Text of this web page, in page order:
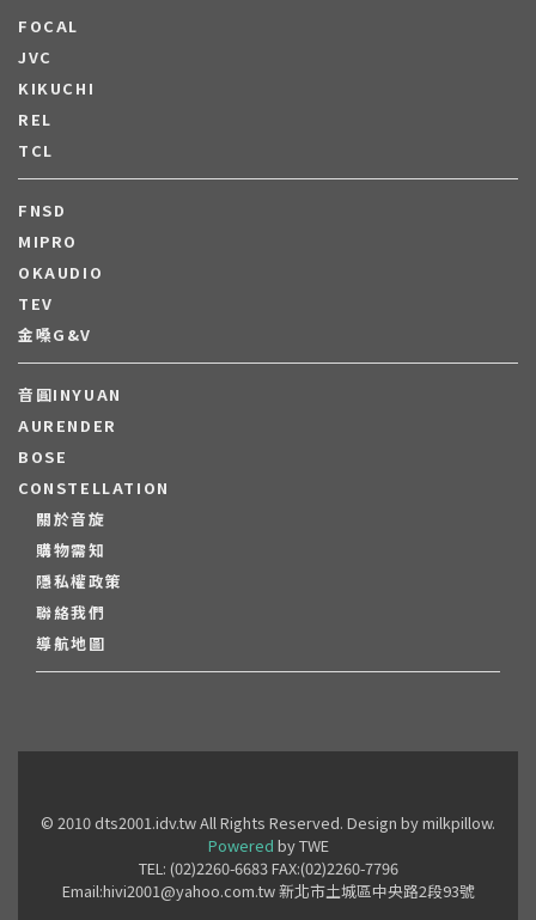
FOCAL
JVC
KIKUCHI
REL
TCL
FNSD
MIPRO
OKAUDIO
TEV
金嗓G&V
音圓INYUAN
AURENDER
BOSE
CONSTELLATION
關於音旋
購物需知
隱私權政策
聯絡我們
導航地圖
© 2010 dts2001.idv.tw All Rights Reserved. Design by milkpillow.
Powered by TWE
TEL: (02)2260-6683 FAX:(02)2260-7796
Email:hivi2001@yahoo.com.tw 新北市土城區中央路2段93號